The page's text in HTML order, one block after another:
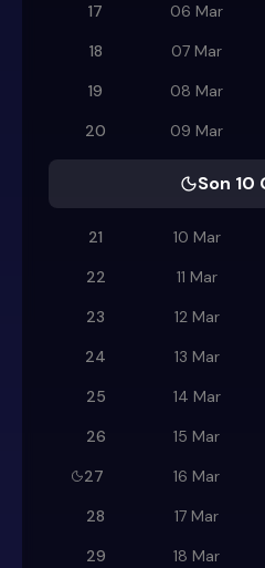
17
06 Mar
18
07 Mar
19
08 Mar
20
09 Mar
Son 10
21 10 Mar
22
11 Mar
23
12 Mar
24
13 Mar
25
14 Mar
26
15 Mar
27
16 Mar
28
17 Mar
29
18 Mar